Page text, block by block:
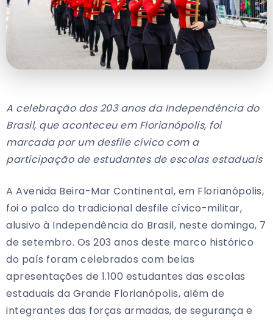
A celebração dos 203 anos da Independência do
Brasil, que aconteceu em Florianópolis, foi
marcada por um desfile cívico com a
participação de estudantes de escolas estaduais
A Avenida Beira-Mar Continental, em Florianópolis,
foi o palco do tradicional desfile cívico-militar,
alusivo à Independência do Brasil, neste domingo, 7
de setembro. Os 203 anos deste marco histórico
do país foram celebrados com belas
apresentações de 1.100 estudantes das escolas
estaduais da Grande Florianópolis, além de
integrantes das forças armadas, de segurança e